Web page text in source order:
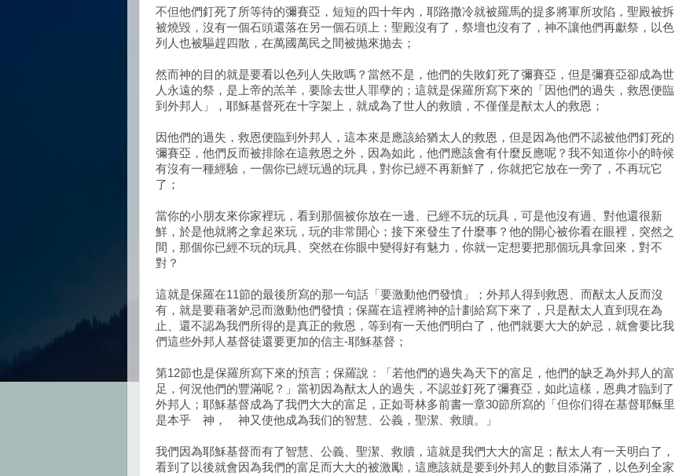
不但他們釘死了所等待的彌賽亞，短短的四十年內，耶路撒冷就被羅馬的提多將軍所攻陷，聖殿被拆
被燒毀，沒有一個石頭還落在另一個石頭上；聖殿沒有了，祭壇也沒有了，神不讓他們再獻祭，以色
列人也被驅趕四散，在萬國萬民之間被抛來抛去；
然而神的目的就是要看以色列人失敗嗎？當然不是，他們的失敗釘死了彌賽亞，但是彌賽亞卻成為世
人永遠的祭，是上帝的羔羊，要除去世人罪孽的；這就是保羅所寫下來的「因他們的過失，救恩便臨
到外邦人」，耶穌基督死在十字架上，就成為了世人的救贖，不僅僅是猷太人的救恩；
因他們的過失，救恩便臨到外邦人，這本來是應該給猶太人的救恩，但是因為他們不認被他們釘死的
彌賽亞，他們反而被排除在這救恩之外，因為如此，他們應該會有什麼反應呢？我不知道你小的時候
有沒有一種經驗，一個你已經玩過的玩具，對你已經不再新鮮了，你就把它放在一旁了，不再玩它
了；
當你的小朋友來你家裡玩，看到那個被你放在一邊、已經不玩的玩具，可是他沒有過、對他還很新
鮮，於是他就將之拿起來玩，玩的非常開心；接下來發生了什麼事？他的開心被你看在眼裡，突然之
間，那個你已經不玩的玩具、突然在你眼中變得好有魅力，你就一定想要把那個玩具拿回來，對不
對？
這就是保羅在11節的最後所寫的那一句話「要激動他們發憤」；外邦人得到救恩、而猷太人反而沒
有，就是要藉著妒忌而激動他們發憤；保羅在這裡將神的計劃給寫下來了，只是猷太人直到現在為
止、還不認為我們所得的是真正的救恩，等到有一天他們明白了，他們就要大大的妒忌，就會要比我
們這些外邦人基督徒還要更加的信主-耶穌基督；
第12節也是保羅所寫下來的預言；保羅說：「若他們的過失為天下的富足，他們的缺乏為外邦人的富
足，何況他們的豐滿呢？」當初因為猷太人的過失，不認並釘死了彌賽亞，如此這樣，恩典才臨到了
外邦人；耶穌基督成為了我們大大的富足，正如哥林多前書一章30節所寫的「但你们得在基督耶稣里
是本乎 神， 神又使他成為我们的智慧、公義，聖潔、救贖。」
我們因為耶穌基督而有了智慧、公義、聖潔、救贖，這就是我們大大的富足；猷太人有一天明白了，
看到了以後就會因為我們的富足而大大的被激勵，這應該就是要到外邦人的數目添滿了，以色列全家